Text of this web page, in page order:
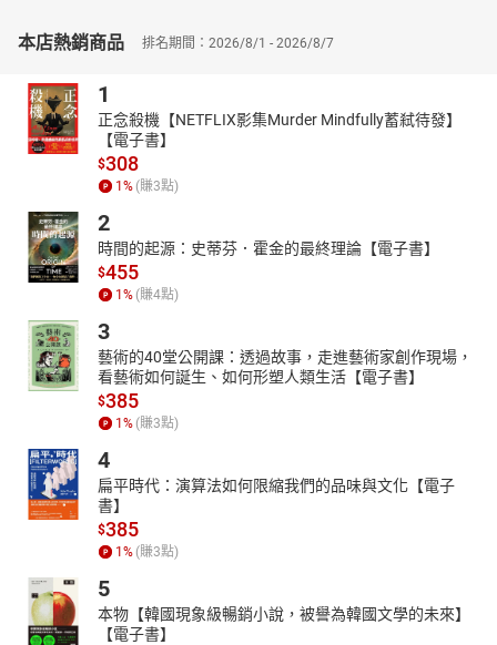
本店熱銷商品 排名期間：2026/8/1 - 2026/8/7
1
正念殺機【NETFLIX影集Murder Mindfully蓄弒待發】
【電子書】
$308
1 % (賺3點)
2
時間的起源：史蒂芬．霍金的最終理論【電子書】
$455
1 % (賺4點)
3
藝術的40堂公開課：透過故事，走進藝術家創作現場，
看藝術如何誕生、如何形塑人類生活【電子書】
$385
1 % (賺3點)
4
扁平時代：演算法如何限縮我們的品味與文化【電子
書】
$385
1 % (賺3點)
5
本物【韓國現象級暢銷小說，被譽為韓國文學的未來】
【電子書】